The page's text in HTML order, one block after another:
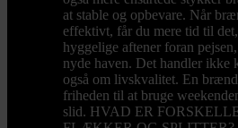
at stable og opbevare. Når
effektivt, får du mere tid til
hyggelige aftener foran
nyde haven. Det handler ikke
også om livskvalitet. En
friheden til at bruge
slid. HVAD ER